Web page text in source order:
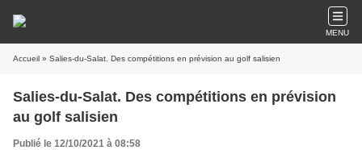
MENU
Accueil » Salies-du-Salat. Des compétitions en prévision au golf salisien
Salies-du-Salat. Des compétitions en prévision
au golf salisien
Publié le 12/10/2021 à 08:58